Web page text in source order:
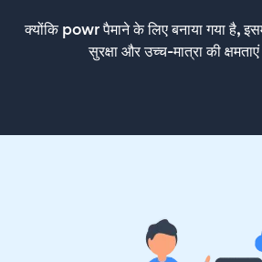
क्योंकि powr पैमाने के लिए बनाया गया है,
सुरक्षा और उच्च-मात्रा की